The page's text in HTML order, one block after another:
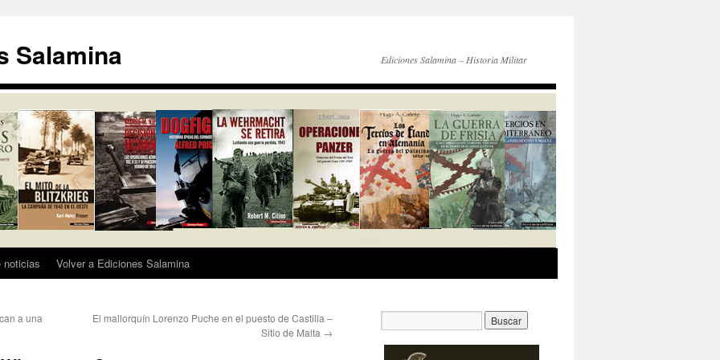
Salamina Ediciones Salamina – Historia Militar
noticias Volver a Ediciones Salamina
a una
El mallorquín Lorenzo Puche en el puesto de Castilla –
Sitio de Malta →